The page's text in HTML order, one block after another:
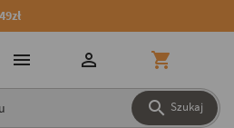
 Szukaj
  